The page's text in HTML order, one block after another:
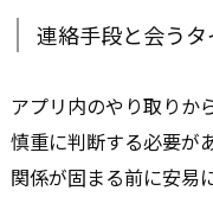
連絡手段と会う
アプリ内のやり取りか
慎重に判断する必要が
関係が固まる前に安易